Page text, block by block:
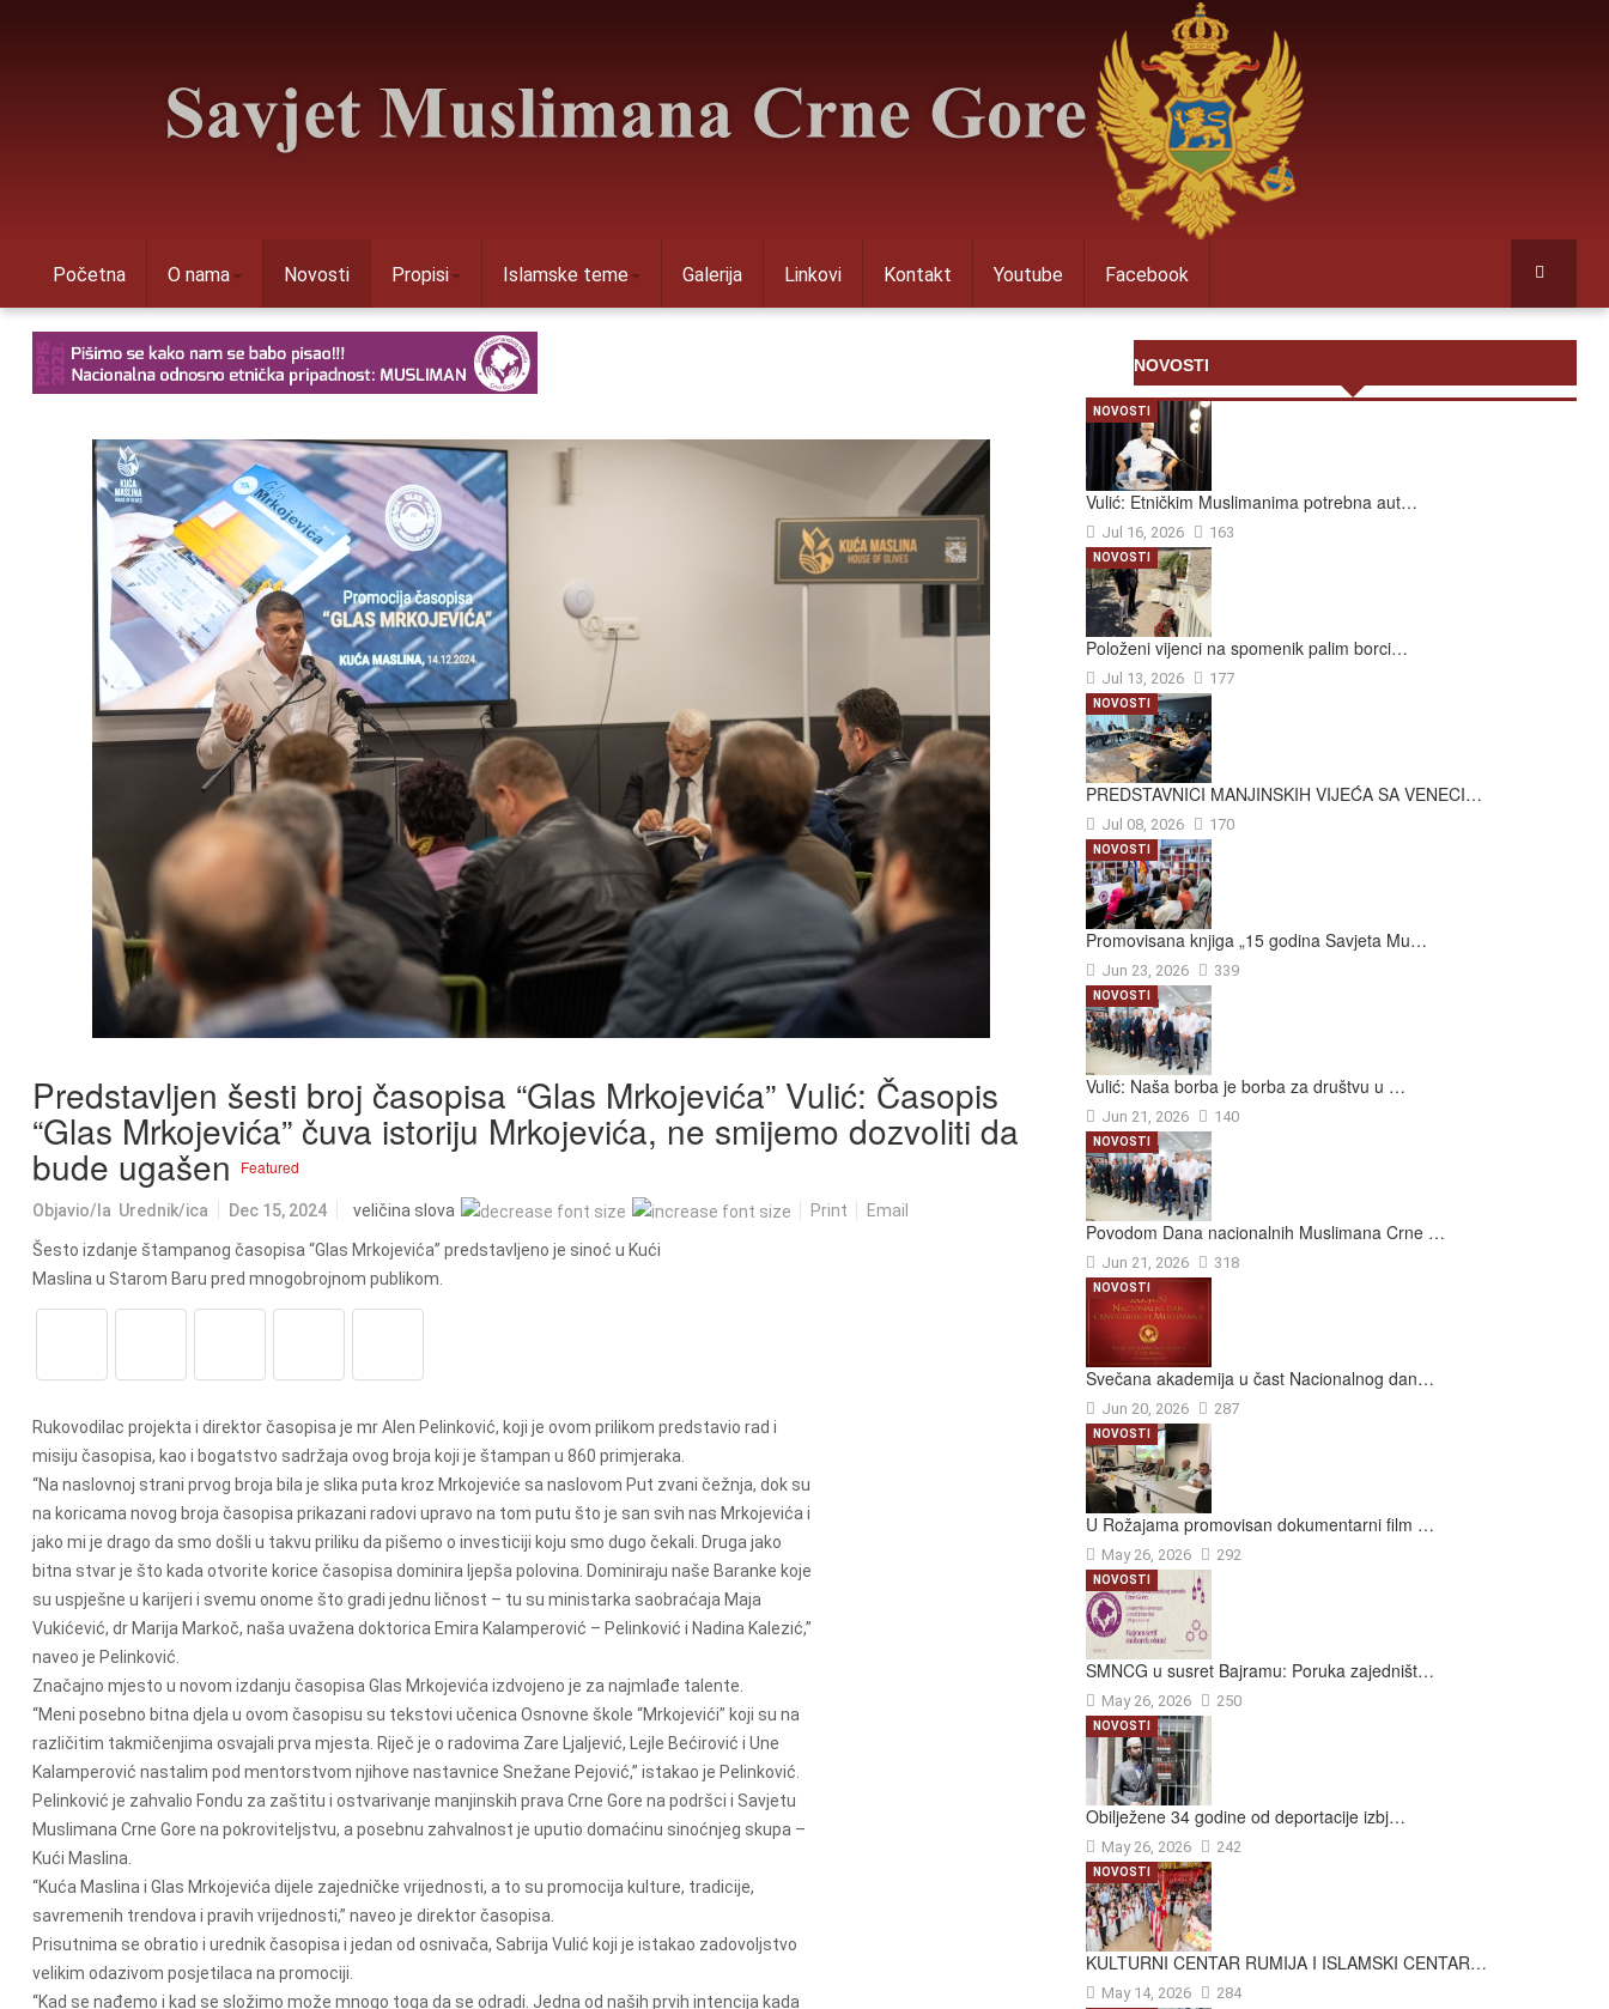
Početna O nama Novosti Propisi Islamske teme Galerija Linkovi Kontakt Youtube Facebook
Predstavljen šesti broj časopisa “Glas Mrkojevića” Vulić: Časopis
“Glas Mrkojevića” čuva istoriju Mrkojevića, ne smijemo dozvoliti da
bude ugašen Featured
Objavio/la Urednik/ica Dec 15, 2024 veličina slova Print Email
Šesto izdanje štampanog časopisa “Glas Mrkojevića” predstavljeno je sinoć u Kući
Maslina u Starom Baru pred mnogobrojnom publikom.
Rukovodilac projekta i direktor časopisa je mr Alen Pelinković, koji je ovom prilikom predstavio rad i
misiju časopisa, kao i bogatstvo sadržaja ovog broja koji je štampan u 860 primjeraka.
“Na naslovnoj strani prvog broja bila je slika puta kroz Mrkojeviće sa naslovom Put zvani čežnja, dok su
na koricama novog broja časopisa prikazani radovi upravo na tom putu što je san svih nas Mrkojevića i
jako mi je drago da smo došli u takvu priliku da pišemo o investiciji koju smo dugo čekali. Druga jako
bitna stvar je što kada otvorite korice časopisa dominira ljepša polovina. Dominiraju naše Baranke koje
su uspješne u karijeri i svemu onome što gradi jednu ličnost – tu su ministarka saobraćaja Maja
Vukićević, dr Marija Markoč, naša uvažena doktorica Emira Kalamperović – Pelinković i Nadina Kalezić,”
naveo je Pelinković.
Značajno mjesto u novom izdanju časopisa Glas Mrkojevića izdvojeno je za najmlađe talente.
“Meni posebno bitna djela u ovom časopisu su tekstovi učenica Osnovne škole “Mrkojevići” koji su na
različitim takmičenjima osvajali prva mjesta. Riječ je o radovima Zare Ljaljević, Lejle Bećirović i Une
Kalamperović nastalim pod mentorstvom njihove nastavnice Snežane Pejović,” istakao je Pelinković.
Pelinković je zahvalio Fondu za zaštitu i ostvarivanje manjinskih prava Crne Gore na podršci i Savjetu
Muslimana Crne Gore na pokroviteljstvu, a posebnu zahvalnost je uputio domaćinu sinoćnjeg skupa –
Kući Maslina.
“Kuća Maslina i Glas Mrkojevića dijele zajedničke vrijednosti, a to su promocija kulture, tradicije,
savremenih trendova i pravih vrijednosti,” naveo je direktor časopisa.
Prisutnima se obratio i urednik časopisa i jedan od osnivača, Sabrija Vulić koji je istakao zadovoljstvo
velikim odazivom posjetilaca na promociji.
“Kad se nađemo i kad se složimo može mnogo toga da se odradi. Jedna od naših prvih intencija kada
NOVOSTI
Vulić: Etničkim Muslimanima potrebna aut…
Jul 16, 2026 163
NOVOSTI
Položeni vijenci na spomenik palim borci…
Jul 13, 2026 177
NOVOSTI
PREDSTAVNICI MANJINSKIH VIJEĆA SA VENECI…
Jul 08, 2026 170
NOVOSTI
Promovisana knjiga „15 godina Savjeta Mu…
Jun 23, 2026 339
NOVOSTI
Vulić: Naša borba je borba za društvu u …
Jun 21, 2026 140
NOVOSTI
Povodom Dana nacionalnih Muslimana Crne …
Jun 21, 2026 318
NOVOSTI
Svečana akademija u čast Nacionalnog dan…
Jun 20, 2026 287
NOVOSTI
U Rožajama promovisan dokumentarni film …
May 26, 2026 292
NOVOSTI
SMNCG u susret Bajramu: Poruka zajedništ…
May 26, 2026 250
NOVOSTI
Obilježene 34 godine od deportacije izbj…
May 26, 2026 242
NOVOSTI
KULTURNI CENTAR RUMIJA I ISLAMSKI CENTAR…
May 14, 2026 284
NOVOSTI